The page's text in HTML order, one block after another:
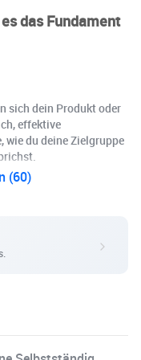
das Fundament
sich dein Produkt oder
effektive
wie du deine Zielgruppe
(60)